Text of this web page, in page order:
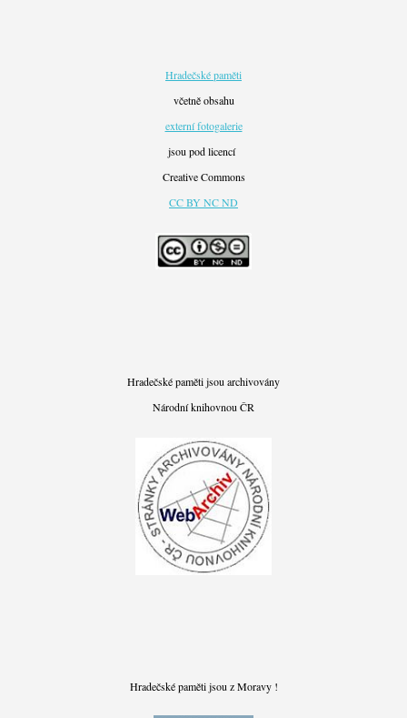
Hradečské paměti
včetně obsahu
externí fotogalerie
jsou pod licencí
Creative Commons
CC BY NC ND
Hradečské paměti jsou archivovány
Národní knihovnou ČR
Hradečské paměti jsou z Moravy !